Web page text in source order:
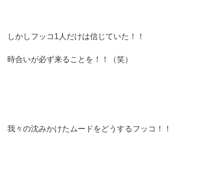
しかしフッコ1人だけは信じていた！！
時合いが必ず来ることを！！（笑）
我々の沈みかけたムードをどうするフッコ！！